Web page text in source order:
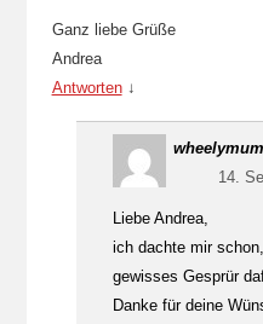
Ganz liebe Grüße
Andrea
Antworten ↓
wheelymum
14.
Liebe Andrea,
ich dachte mir
gewisses Gesprür
Danke für deine